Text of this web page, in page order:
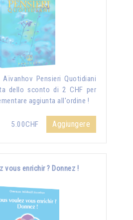
Aïvanhov Pensieri Quotidiani
dello sconto di 2 CHF per
aggiunta all'ordine !
5.00CHF Aggiungere
vous enrichir ? Donnez !